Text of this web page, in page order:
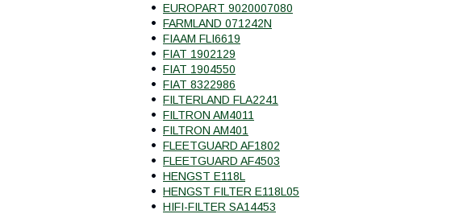
EUROPART 9020007080
FARMLAND 071242N
FIAAM FLI6619
FIAT 1902129
FIAT 1904550
FIAT 8322986
FILTERLAND FLA2241
FILTRON AM4011
FILTRON AM401
FLEETGUARD AF1802
FLEETGUARD AF4503
HENGST E118L
HENGST FILTER E118L05
HIFI-FILTER SA14453